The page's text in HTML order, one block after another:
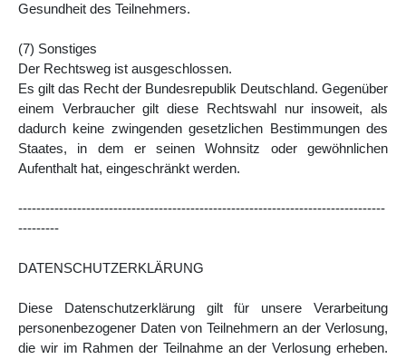
Gesundheit des Teilnehmers.
(7) Sonstiges
Der Rechtsweg ist ausgeschlossen.
Es gilt das Recht der Bundesrepublik Deutschland. Gegenüber
einem Verbraucher gilt diese Rechtswahl nur insoweit, als
dadurch keine zwingenden gesetzlichen Bestimmungen des
Staates, in dem er seinen Wohnsitz oder gewöhnlichen
Aufenthalt hat, eingeschränkt werden.
---------------------------------------------------------------------------------
---------
DATENSCHUTZERKLÄRUNG
Diese Datenschutzerklärung gilt für unsere Verarbeitung
personenbezogener Daten von Teilnehmern an der Verlosung,
die wir im Rahmen der Teilnahme an der Verlosung erheben.